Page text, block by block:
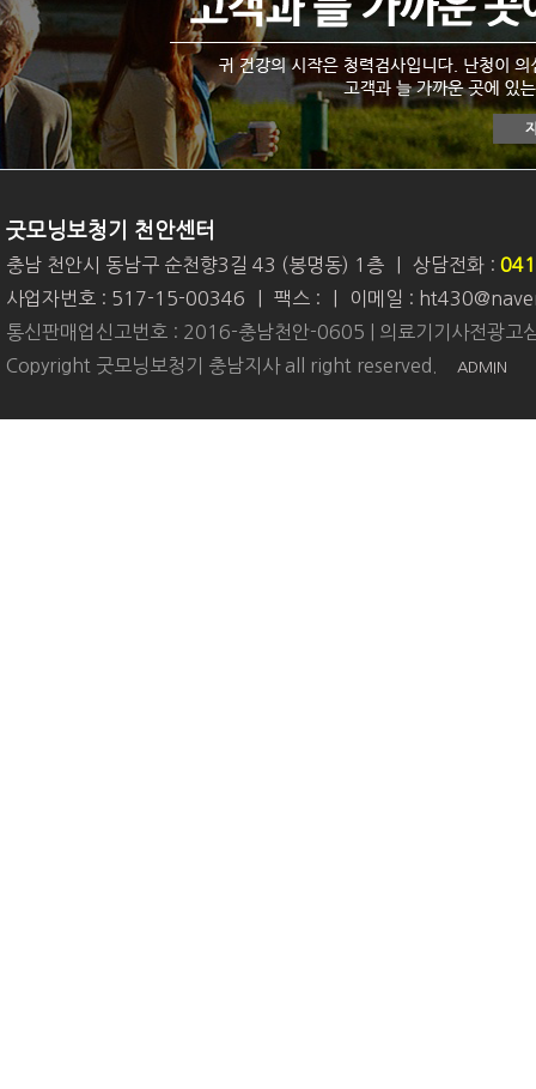
굿모닝보청기 천안센터
충남 천안시 동남구 순천향3길 43 (봉명동) 1층 상담전화 :
사업자번호 : 517-15-00346
팩스 :
이메일 :
통신판매업신고번호 : 2016-충남천안-0605 | 의료기기사전광고
Copyright 굿모닝보청기 충남지사 all right reserved.
ADMIN